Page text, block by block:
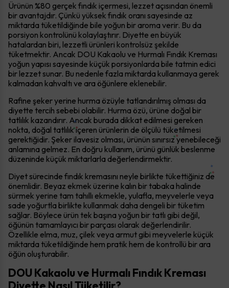
Ürünün %80 gerçek fındık içermesi, lezzet açısından önemli
bir avantajdır. Çünkü yüksek fındık oranı sayesinde az
miktarda tüketildiğinde bile yoğun bir aroma verir. Bu da
porsiyon kontrolünü kolaylaştırır. Diyette en büyük
hatalardan biri, lezzetli ürünleri kontrolsüz şekilde
tüketmektir. Ancak DOU Kakaolu ve Hurmalı Fındık Kreması
yoğun yapısı sayesinde küçük porsiyonlarda bile tatmin edici
bir lezzet sunar. Bu nedenle fazla miktarda kullanmaya gerek
kalmadan kahvaltı ve ara öğünlere eklenebilir.
Rafine şeker yerine hurma özüyle tatlandırılmış olması da
diyette tercih sebebi olabilir. Hurma özü, ürüne doğal bir
tatlılık kazandırır. Ancak burada dikkat edilmesi gereken
nokta, doğal tatlılık içeren ürünlerin de ölçülü tüketilmesi
gerektiğidir. Şeker ilavesiz olması, ürünün sınırsız yenebileceği
anlamına gelmez. En doğru kullanım, ürünü günlük beslenme
düzeninde küçük miktarlarla değerlendirmektir.
Diyet sürecinde fındık kremasını neyle birlikte tükettiğiniz de
önemlidir. Beyaz ekmek üzerine kalın bir tabaka halinde
sürmek yerine tam tahıllı ekmekle, yulafla, meyvelerle veya
sade yoğurtla birlikte kullanmak daha dengeli bir tüketim
sağlar. Böylece ürün tek başına yoğun bir tatlı gibi değil,
öğünün tamamlayıcı bir parçası olarak değerlendirilir.
Özellikle elma, muz, çilek veya armut gibi meyvelerle küçük
miktarda tüketildiğinde hem pratik hem de kontrollü bir ara
öğün oluşturabilir.
DOU Kakaolu ve Hurmalı Fındık Kreması